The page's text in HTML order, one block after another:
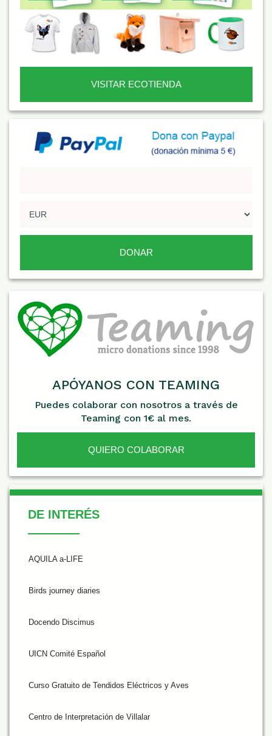
VISITAR ECOTIENDA
APÓYANOS CON TEAMING
Puedes colaborar con nosotros a través de
Teaming con 1€ al mes.
QUIERO COLABORAR
De Interés
DE INTERÉS
AQUILA a-LIFE
Birds journey diaries
Docendo Discimus
UICN Comité Español
Curso Gratuito de Tendidos Eléctricos y Aves
Centro de Interpretación de Villalar